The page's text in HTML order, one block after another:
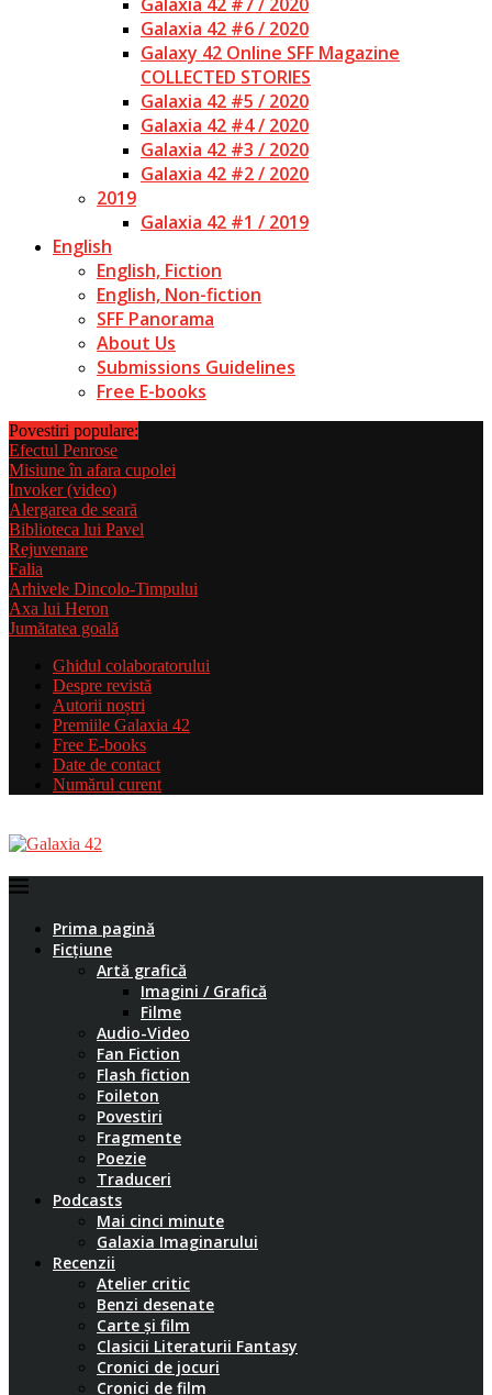
Galaxia 42 #6 / 2020
Galaxy 42 Online SFF Magazine
COLLECTED STORIES
Galaxia 42 #5 / 2020
Galaxia 42 #4 / 2020
Galaxia 42 #3 / 2020
Galaxia 42 #2 / 2020
2019
Galaxia 42 #1 / 2019
English
English, Fiction
English, Non-fiction
SFF Panorama
About Us
Submissions Guidelines
Free E-books
Povestiri populare:
Efectul Penrose
Misiune în afara cupolei
Invoker (video)
Alergarea de seară
Biblioteca lui Pavel
Rejuvenare
Falia
Arhivele Dincolo-Timpului
Axa lui Heron
Jumătatea goală
Ghidul colaboratorului
Despre revistă
Autorii noștri
Premiile Galaxia 42
Free E-books
Date de contact
Numărul curent
Prima pagină
Ficțiune
Artă grafică
Imagini / Grafică
Filme
Audio-Video
Fan Fiction
Flash fiction
Foileton
Povestiri
Fragmente
Poezie
Traduceri
Podcasts
Mai cinci minute
Galaxia Imaginarului
Recenzii
Atelier critic
Benzi desenate
Carte și film
Clasicii Literaturii Fantasy
Cronici de jocuri
Cronici de film